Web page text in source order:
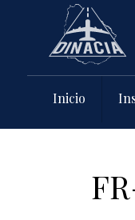
Pasar al contenido
Inicio